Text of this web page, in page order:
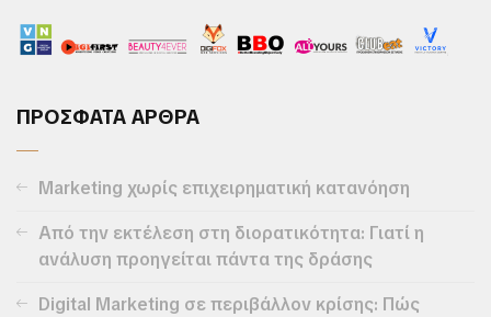
ΠΡΟΣΦΑΤΑ ΑΡΘΡΑ
Marketing χωρίς επιχειρηματική κατανόηση
Από την εκτέλεση στη διορατικότητα: Γιατί η
ανάλυση προηγείται πάντα της δράσης
Digital Marketing σε περιβάλλον κρίσης: Πώς